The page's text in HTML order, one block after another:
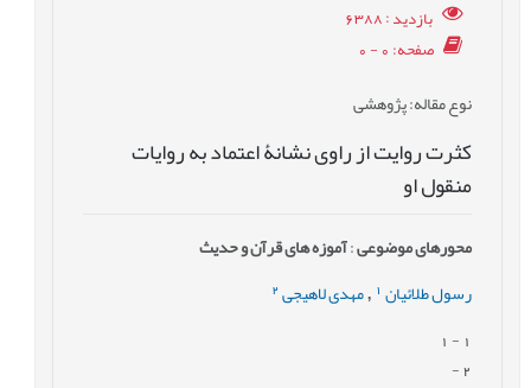
بازدید: 6388
صفحه: 0 - 0
نوع مقاله: پژوهشی
کثرت روایت از راوی نشانۀ اعتماد به روایات
منقول او
محورهای موضوعی:آموزه های قرآن و حدیث
رسول طلائیان , مهدی لاهیجی 2
- 1
2
-